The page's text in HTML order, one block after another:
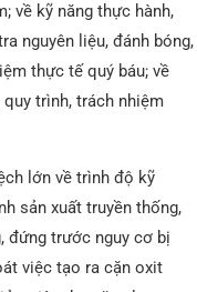
về kỹ năng thực hành,
nguyên liệu, đánh bóng,
thực tế quý báu; về
trình, trách nhiệm
lớn về trình độ kỹ
sản xuất truyền thống,
đứng trước nguy cơ bị
việc tạo ra cặn oxit